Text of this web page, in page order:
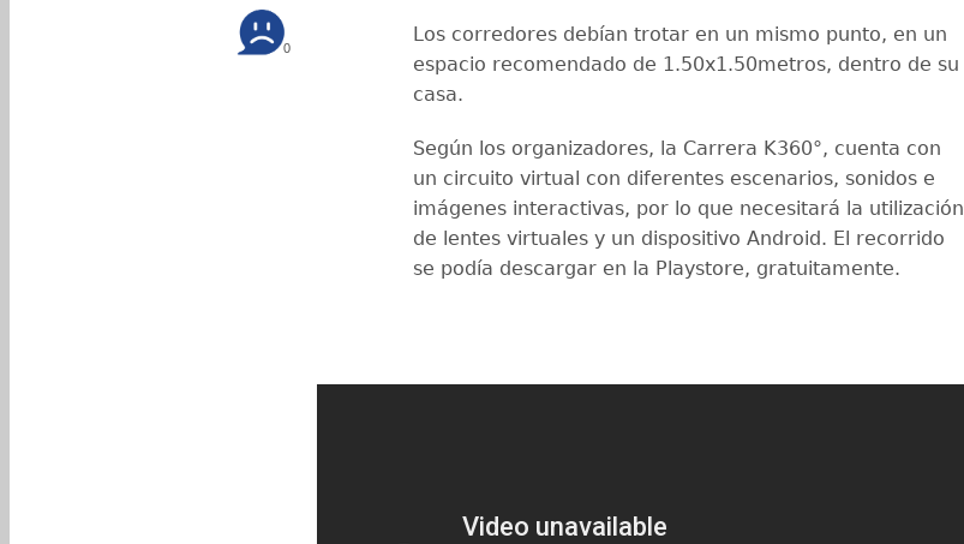
0
Los corredores debían trotar en un mismo punto, en un
espacio recomendado de 1.50x1.50metros, dentro de su
casa.
Según los organizadores, la Carrera K360°, cuenta con
un circuito virtual con diferentes escenarios, sonidos e
imágenes interactivas, por lo que necesitará la utilización
de lentes virtuales y un dispositivo Android. El recorrido
se podía descargar en la Playstore, gratuitamente.